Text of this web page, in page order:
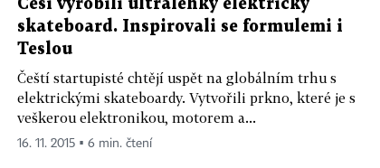
Češi vyrobili ultralehký elektrický
skateboard. Inspirovali se formulemi i
Teslou
Čeští startupisté chtějí uspět na globálním trhu s
elektrickými skateboardy. Vytvořili prkno, které je s
veškerou elektronikou, motorem a...
16. 11. 2015 ▪ 6 min. čtení